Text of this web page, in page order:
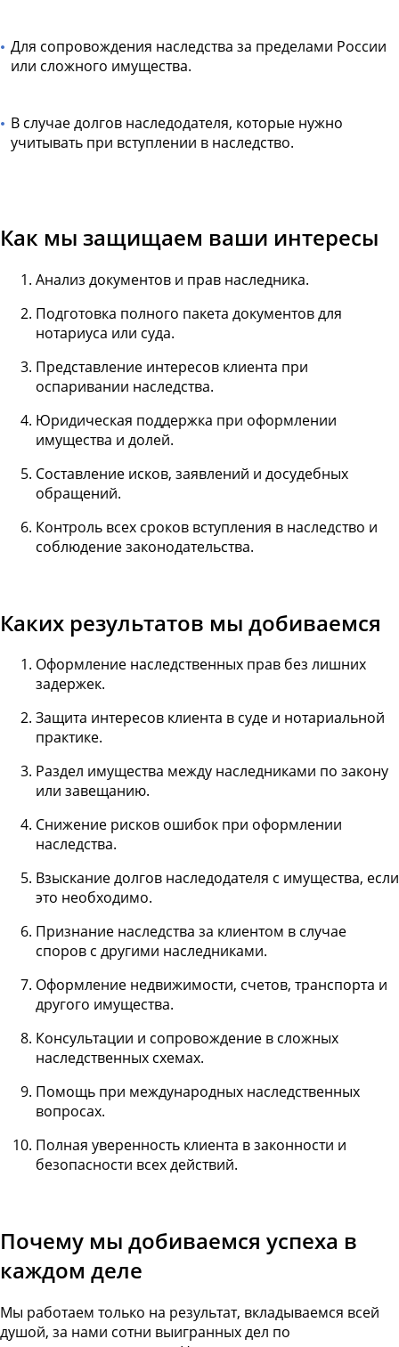
Для сопровождения наследства за пределами России
или сложного имущества.
В случае долгов наследодателя, которые нужно
учитывать при вступлении в наследство.
Как мы защищаем ваши интересы
Анализ документов и прав наследника.
Подготовка полного пакета документов для
нотариуса или суда.
Представление интересов клиента при
оспаривании наследства.
Юридическая поддержка при оформлении
имущества и долей.
Составление исков, заявлений и досудебных
обращений.
Контроль всех сроков вступления в наследство и
соблюдение законодательства.
Каких результатов мы добиваемся
Оформление наследственных прав без лишних
задержек.
Защита интересов клиента в суде и нотариальной
практике.
Раздел имущества между наследниками по закону
или завещанию.
Снижение рисков ошибок при оформлении
наследства.
Взыскание долгов наследодателя с имущества, если
это необходимо.
Признание наследства за клиентом в случае
споров с другими наследниками.
Оформление недвижимости, счетов, транспорта и
другого имущества.
Консультации и сопровождение в сложных
наследственных схемах.
Помощь при международных наследственных
вопросах.
Полная уверенность клиента в законности и
безопасности всех действий.
Почему мы добиваемся успеха в
каждом деле
Мы работаем только на результат, вкладываемся всей
душой, за нами сотни выигранных дел по